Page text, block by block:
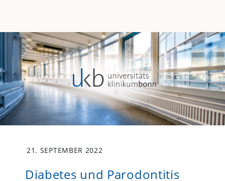
21. SEPTEMBER 2022
Diabetes und Parodontitis